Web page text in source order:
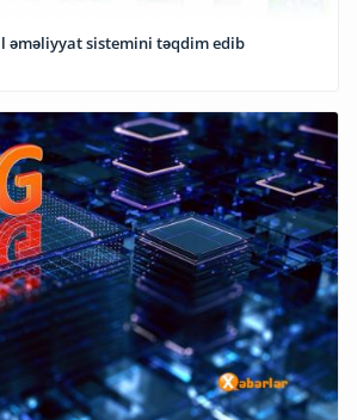
əməliyyat sistemini təqdim edib